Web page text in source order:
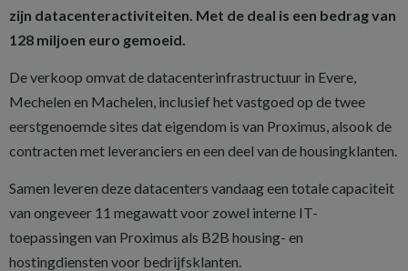
zijn datacenteractiviteiten. Met de deal is een bedrag van
128 miljoen euro gemoeid.
De verkoop omvat de datacenterinfrastructuur in Evere,
Mechelen en Machelen, inclusief het vastgoed op de twee
eerstgenoemde sites dat eigendom is van Proximus, alsook de
contracten met leveranciers en een deel van de housingklanten.
Samen leveren deze datacenters vandaag een totale capaciteit
van ongeveer 11 megawatt voor zowel interne IT-
toepassingen van Proximus als B2B housing- en
hostingdiensten voor bedrijfsklanten.